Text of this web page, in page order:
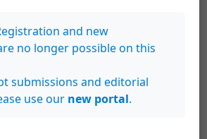
d/1cm2DkyRywHt1d7zqyLfwBOxFaIuwOt3x/view
(2021). Las revistas en acceso
camino. Blok de bid.
blokdebid/es/print/1137
and new
no longer possible on this
submissions and editorial
use our new portal.